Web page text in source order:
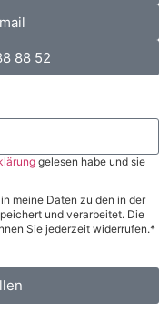
88 52
gelesen habe und sie
meine Daten zu den in der
und verarbeitet. Die
Sie jederzeit widerrufen.*